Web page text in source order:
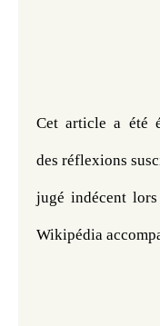
Cet article a été
des réflexions
jugé indécent
Wikipédia